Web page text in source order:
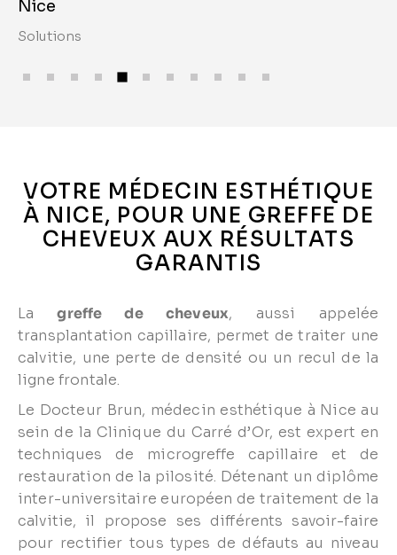
Solutions
VOTRE MÉDECIN ESTHÉTIQUE
À NICE, POUR UNE GREFFE DE
CHEVEUX AUX RÉSULTATS
GARANTIS
Lagreffe de cheveux, aussi appelée
transplantation capillaire, permet de traiter une
calvitie, une perte de densité ou un recul de la
ligne frontale.
Le Docteur Brun, médecin esthétique à Nice au
sein de la Clinique du Carré d’Or, est expert en
techniques de microgreffe capillaire et de
restauration de la pilosité. Détenant un diplôme
inter-universitaire européen de traitement de la
calvitie, il propose ses différents savoir-faire
pour rectifier tous types de défauts au niveau